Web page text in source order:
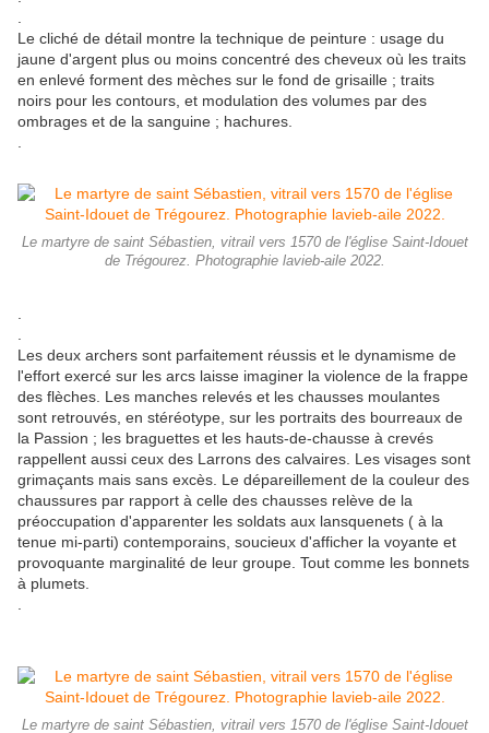
Le cliché de détail montre la technique de peinture : usage du
jaune d'argent plus ou moins concentré des cheveux où les traits
en enlevé forment des mèches sur le fond de grisaille ; traits
noirs pour les contours, et modulation des volumes par des
ombrages et de la sanguine ; hachures.
Le martyre de saint Sébastien, vitrail vers 1570 de l'église Saint-Idouet
de Trégourez. Photographie lavieb-aile 2022.
Les deux archers sont parfaitement réussis et le dynamisme de
l'effort exercé sur les arcs laisse imaginer la violence de la frappe
des flèches. Les manches relevés et les chausses moulantes
sont retrouvés, en stéréotype, sur les portraits des bourreaux de
la Passion ; les braguettes et les hauts-de-chausse à crevés
rappellent aussi ceux des Larrons des calvaires. Les visages sont
grimaçants mais sans excès. Le dépareillement de la couleur des
chaussures par rapport à celle des chausses relève de la
préoccupation d'apparenter les soldats aux lansquenets ( à la
tenue mi-parti) contemporains, soucieux d'afficher la voyante et
provoquante marginalité de leur groupe. Tout comme les bonnets
à plumets.
Le martyre de saint Sébastien, vitrail vers 1570 de l'église Saint-Idouet